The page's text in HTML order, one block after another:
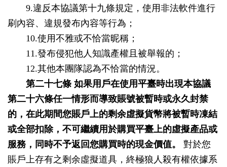
9.違反本協議第十九條規定，使用非法軟件進行
刷內容、違規發布內容等行為；
10.使用不雅或不恰當昵稱；
11.發布侵犯他人知識產權且被舉報的；
12.其他本團隊認為不恰當的情況。
第二十七條 如果用戶在使用平臺時出現本協議
第二十六條任一情形而導致賬號被暫時或永久封禁
的，在此期間您賬戶上的剩余虛擬貨幣將被暫時凍結
或全部扣除，不可繼續用於購買平臺上的虛擬產品或
服務，同時不予返回您購買時的現金價值。
對於您
賬戶上存有之剩余虛擬道具，終極狼人殺有權依據系